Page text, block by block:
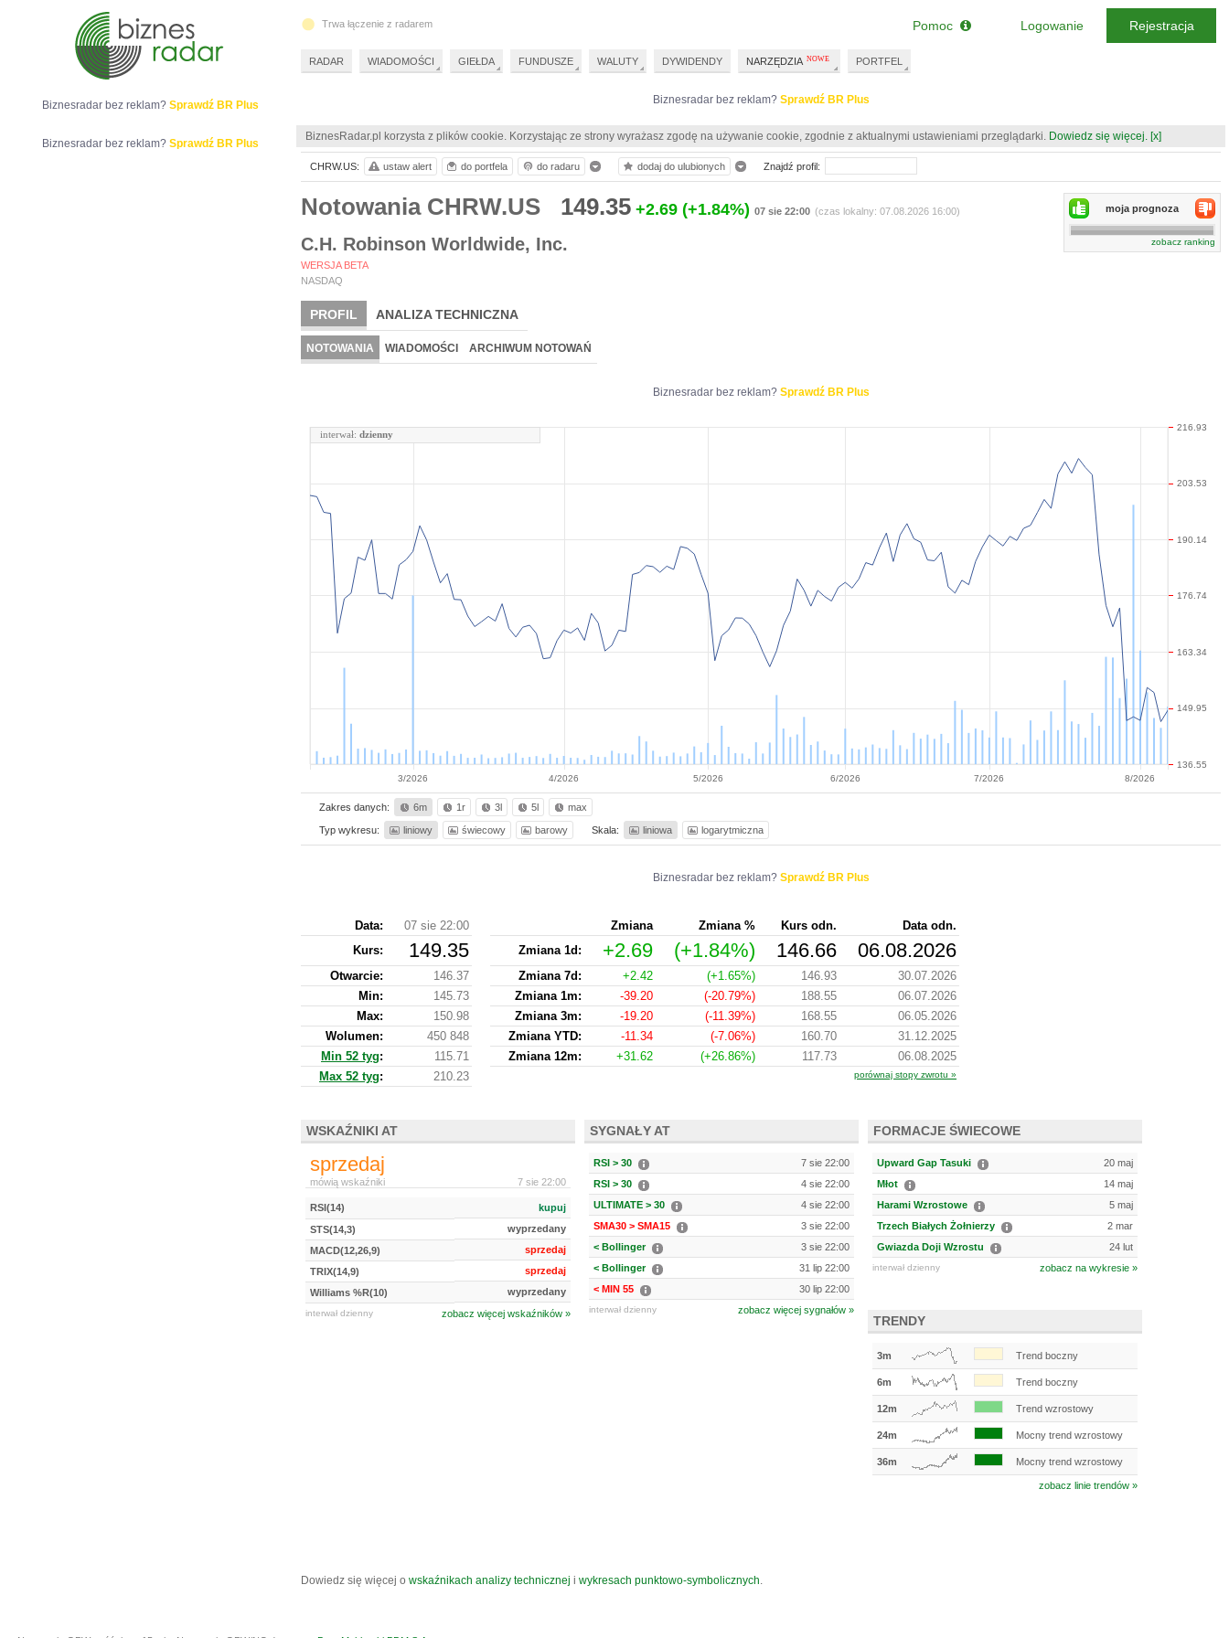
Biznesradar bez reklam? Sprawdź BR Plus
BiznesRadar.pl korzysta z plików cookie. Korzystając ze strony wyrażasz zgodę na używanie cookie, zgodnie z aktualnymi ustawieniami przeglądarki. Dowiedz się więcej. [x]
Notowania CHRW.US 149.35 +2.69 (+1.84%) 07 sie 22:00 (czas lokalny: 07.08.2026 16:00)
C.H. Robinson Worldwide, Inc.
WERSJA BETA
NASDAQ
moja prognoza
zobacz ranking
PROFIL ANALIZA TECHNICZNA
NOTOWANIA WIADOMOŚCI ARCHIWUM NOTOWAŃ
Biznesradar bez reklam? Sprawdź BR Plus
3/2026 4/2026 5/2026 6/2026 7/2026 8/2026
136.55
149.95
163.34
176.74
190.14
203.53
216.93
interwał: dzienny
Zakres danych: 6m 1r 3l 5l max
Typ wykresu: liniowy świecowy barowy Skala: liniowa logarytmiczna
Biznesradar bez reklam? Sprawdź BR Plus
Data:
07 sie 22:00
Kurs: 149.35
Otwarcie:
146.37
Min:
145.73
Max:
150.98
Wolumen:
450 848
Min 52 tyg:
115.71
Max 52 tyg: 210.23
Zmiana Zmiana % Kurs odn.
Data odn.
Zmiana 1d:
+2.69 (+1.84%) 146.66 06.08.2026
Zmiana 7d: +2.42 (+1.65%) 146.93
30.07.2026
Zmiana 1m:
-39.20 (-20.79%) 188.55
06.07.2026
Zmiana 3m:
-19.20 (-11.39%) 168.55
06.05.2026
Zmiana YTD:
-11.34 (-7.06%) 160.70
31.12.2025
Zmiana 12m:
+31.62 (+26.86%) 117.73 06.08.2025
porównaj stopy zwrotu »
WSKAŹNIKI AT
sprzedaj
7 sie 22:00
mówią wskaźniki
RSI(14)
kupuj
STS(14,3)
wyprzedany
MACD(12,26,9)
sprzedaj
TRIX(14,9)
sprzedaj
Williams %R(10)
wyprzedany
interwał dzienny zobacz więcej wskaźników »
SYGNAŁY AT
RSI > 30
7 sie 22:00
RSI > 30
4 sie 22:00
ULTIMATE > 30
4 sie 22:00
SMA30 > SMA15
3 sie 22:00
< Bollinger
3 sie 22:00
< Bollinger
31 lip 22:00
< MIN 55
30 lip 22:00
interwał dzienny zobacz więcej sygnałów »
FORMACJE ŚWIECOWE
Upward Gap Tasuki
20 maj
Młot
14 maj
Harami Wzrostowe
5 maj
Trzech Białych Żołnierzy
2 mar
Gwiazda Doji Wzrostu
24 lut
interwał dzienny zobacz na wykresie »
TRENDY
3m Trend boczny
6m Trend boczny
12m Trend wzrostowy
24m Mocny trend wzrostowy
36m Mocny trend wzrostowy
zobacz linie trendów »
Dowiedz się więcej o wskaźnikach analizy technicznej i wykresach punktowo-symbolicznych.
CHRW.US: ustaw alert do portfela do radaru dodaj do ulubionych Znajdź profil:
Biznesradar bez reklam? Sprawdź BR Plus
Biznesradar bez reklam? Sprawdź BR Plus
Trwa łączenie z radarem
RADAR WIADOMOŚCI GIEŁDA FUNDUSZE WALUTY DYWIDENDY NARZĘDZIA PORTFEL
Pomoc Logowanie Rejestracja